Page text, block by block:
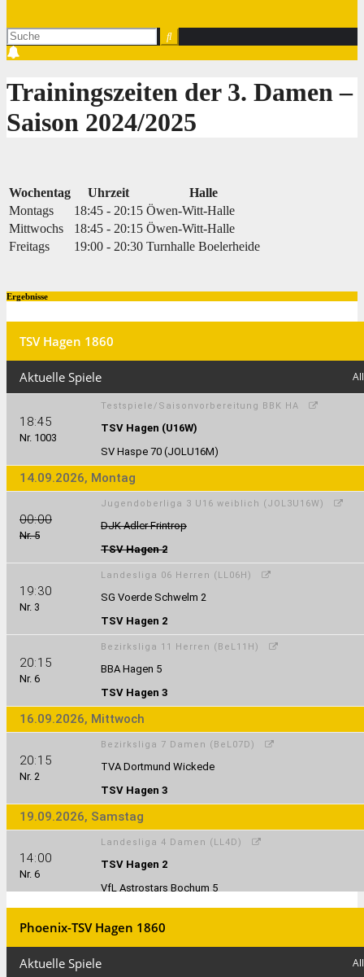
Trainingszeiten der 3. Damen ‒
Saison 2024/2025
Wochentag Uhrzeit
Halle
Montags
18:45 - 20:15 Öwen-Witt-Halle
Mittwochs
18:45 - 20:15 Öwen-Witt-Halle
Freitags
19:00 - 20:30 Turnhalle Boelerheide
Ergebnisse